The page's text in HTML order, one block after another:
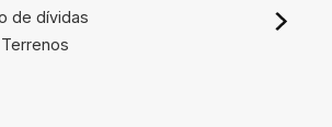
de dívidas